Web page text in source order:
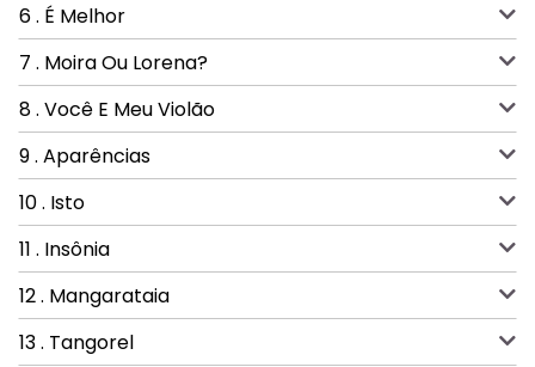
6 . É Melhor
7 . Moira Ou Lorena?
8 . Você E Meu Violão
9 . Aparências
10 . Isto
11 . Insônia
12 . Mangarataia
13 . Tangorel